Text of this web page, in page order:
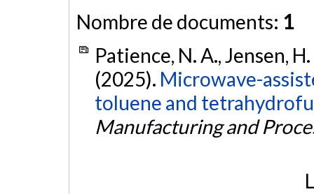
Nombre de documents: 1
Patience, N. A., Jensen,
(2025). Microwave-
toluene and
Manufacturing and